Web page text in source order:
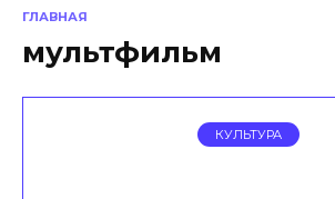
ГЛАВНАЯ
мультфильм
КУЛЬТУРА